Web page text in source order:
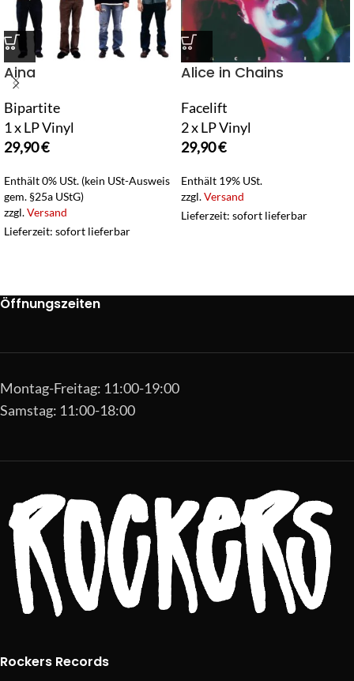
Aina
Bipartite
1 x LP Vinyl
29,90€
Enthält 0% USt. (kein USt-Ausweis
gem. §25a UStG)
zzgl.Versand
Lieferzeit: sofort lieferbar
Alice in Chains
Facelift
2 x LP Vinyl
29,90€
Enthält 19% USt.
zzgl.Versand
Lieferzeit: sofort lieferbar
Öffnungszeiten
Montag-Freitag: 11:00-19:00
Samstag: 11:00-18:00
Rockers Records